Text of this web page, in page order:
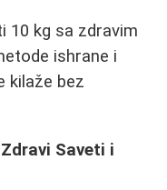
10 kg sa zdravim
ishrane i
kilaže bez
Saveti i